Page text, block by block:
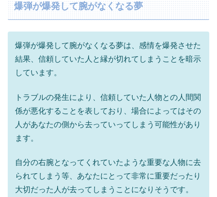
爆弾が爆発して腕がなくなる夢
爆弾が爆発して腕がなくなる夢は、感情を爆発させた
結果、信頼していた人と縁が切れてしまうことを暗示
しています。
トラブルの発生により、信頼していた人物との人間関
係が悪化することを表しており、場合によってはその
人があなたの側から去っていってしまう可能性があり
ます。
自分の右腕となってくれていたような重要な人物に去
られてしまう等、あなたにとって非常に重要だったり
大切だった人が去ってしまうことになりそうです。